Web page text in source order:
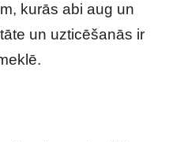
kurās abi aug un
un uzticēšanās ir